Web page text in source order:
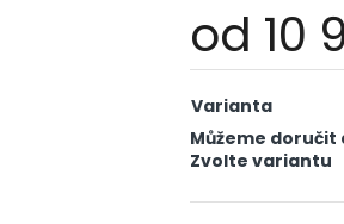
od 10
cena:
Varianta
Můžeme doručit
Zvolte variantu